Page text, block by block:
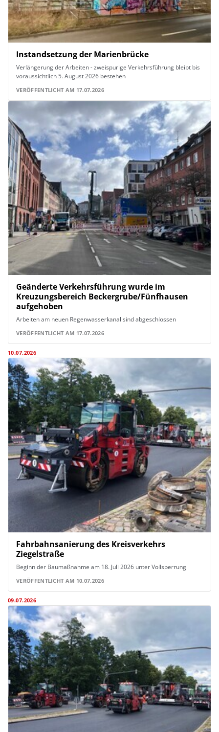
Instandsetzung der Marienbrücke
Verlängerung der Arbeiten - zweispurige Verkehrsführung bleibt bis
voraussichtlich 5. August 2026 bestehen
VERÖFFENTLICHT AM 17.07.2026
Geänderte Verkehrsführung wurde im
Kreuzungsbereich Beckergrube/Fünfhausen
aufgehoben
Arbeiten am neuen Regenwasserkanal sind abgeschlossen
VERÖFFENTLICHT AM 17.07.2026
10.07.2026
Fahrbahnsanierung des Kreisverkehrs
Ziegelstraße
Beginn der Baumaßnahme am 18. Juli 2026 unter Vollsperrung
VERÖFFENTLICHT AM 10.07.2026
09.07.2026